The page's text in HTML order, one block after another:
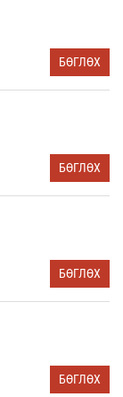
БӨГЛӨХ
БӨГЛӨХ
БӨГЛӨХ
БӨГЛӨХ